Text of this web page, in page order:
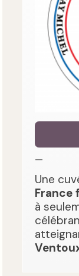
—
Une
France
à